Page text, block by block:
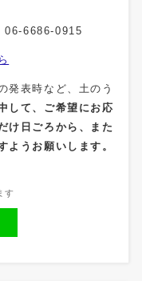
06-6686-0915
発表時など、土のう
して、ご希望にお応
け日ごろから、また
ようお願いします。
す